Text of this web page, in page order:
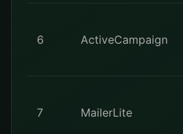
6 ActiveCampaign
7 MailerLite